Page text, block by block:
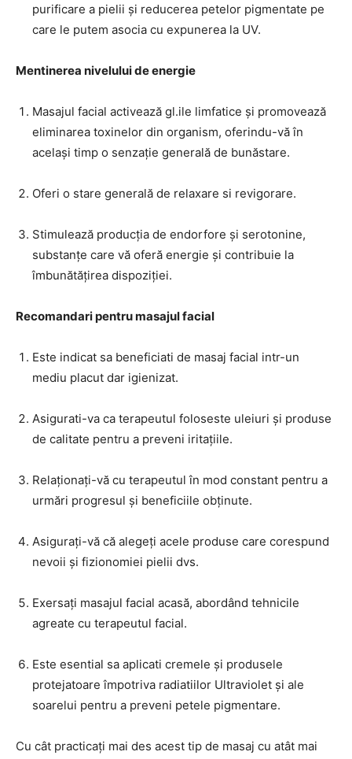
purificare a pielii și reducerea petelor pigmentate pe
care le putem asocia cu expunerea la UV.
Mentinerea nivelului de energie
Masajul facial activează gl.ile limfatice și promovează
eliminarea toxinelor din organism, oferindu-vă în
același timp o senzație generală de bunăstare.
Oferi o stare generală de relaxare si revigorare.
Stimulează producția de endorfore și serotonine,
substanțe care vă oferă energie și contribuie la
îmbunătățirea dispoziției.
Recomandari pentru masajul facial
Este indicat sa beneficiati de masaj facial intr-un
mediu placut dar igienizat.
Asigurati-va ca terapeutul foloseste uleiuri și produse
de calitate pentru a preveni iritațiile.
Relaționați-vă cu terapeutul în mod constant pentru a
urmări progresul și beneficiile obținute.
Asigurați-vă că alegeți acele produse care corespund
nevoii și fizionomiei pielii dvs.
Exersați masajul facial acasă, abordând tehnicile
agreate cu terapeutul facial.
Este esential sa aplicati cremele și produsele
protejatoare împotriva radiatiilor Ultraviolet și ale
soarelui pentru a preveni petele pigmentare.
Cu cât practicați mai des acest tip de masaj cu atât mai